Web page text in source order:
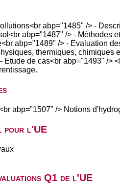
abp="1485" /> -
abp="1487" /> - Méthodes
abp="1489" /> - Evaluation
thermiques,
Etude de cas<br abp="1493" />
abp="1507" /> Notions
pour l'UE
Q1 de l'UE